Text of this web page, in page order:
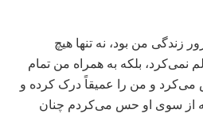
زندگی من بود، نه تنها هیچ
نمی‌کرد، بلکه به همراه من تمام
و من را عمیقاً درک کرده و
سوی او حس می‌کردم چنان